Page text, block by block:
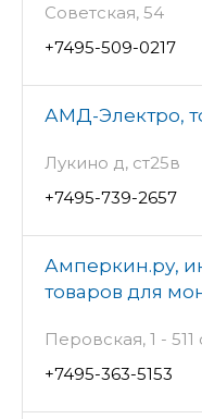
Советская, 54
+7495-509-0217
АМД-Электро,
Лукино д, ст25в
+7495-739-2657
Амперкин.ру,
товаров для
Перовская, 1 -
+7495-363-5153